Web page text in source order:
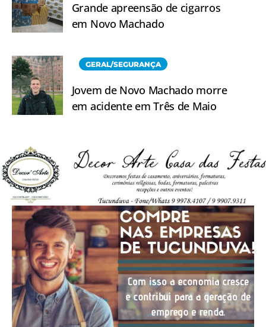
Grande apreensão de cigarros
em Novo Machado
GERAL/SEGURANÇA
Jovem de Novo Machado morre
em acidente em Três de Maio